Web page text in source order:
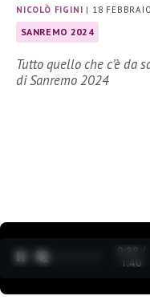
NICOLÒ FIGINI | 18
SANREMO 2024
Tutto quello che c’è da
di Sanremo 2024
0:30 /
1:40